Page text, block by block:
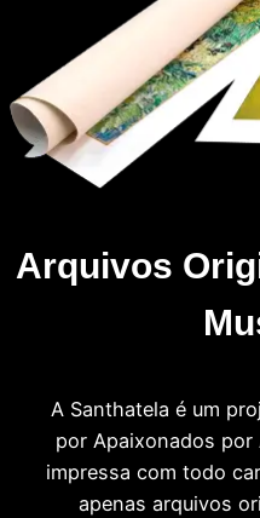
Arquivos
A Santhatela é um
por Apaixonados por
impressa com todo
apenas arquivos